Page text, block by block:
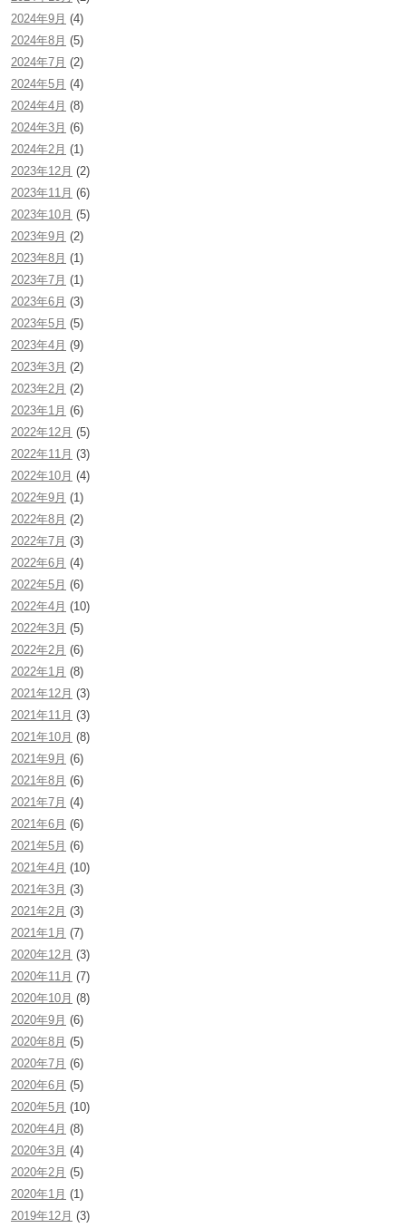
2024年9月 (4)
2024年8月 (5)
2024年7月 (2)
2024年5月 (4)
2024年4月 (8)
2024年3月 (6)
2024年2月 (1)
2023年12月 (2)
2023年11月 (6)
2023年10月 (5)
2023年9月 (2)
2023年8月 (1)
2023年7月 (1)
2023年6月 (3)
2023年5月 (5)
2023年4月 (9)
2023年3月 (2)
2023年2月 (2)
2023年1月 (6)
2022年12月 (5)
2022年11月 (3)
2022年10月 (4)
2022年9月 (1)
2022年8月 (2)
2022年7月 (3)
2022年6月 (4)
2022年5月 (6)
2022年4月 (10)
2022年3月 (5)
2022年2月 (6)
2022年1月 (8)
2021年12月 (3)
2021年11月 (3)
2021年10月 (8)
2021年9月 (6)
2021年8月 (6)
2021年7月 (4)
2021年6月 (6)
2021年5月 (6)
2021年4月 (10)
2021年3月 (3)
2021年2月 (3)
2021年1月 (7)
2020年12月 (3)
2020年11月 (7)
2020年10月 (8)
2020年9月 (6)
2020年8月 (5)
2020年7月 (6)
2020年6月 (5)
2020年5月 (10)
2020年4月 (8)
2020年3月 (4)
2020年2月 (5)
2020年1月 (1)
2019年12月 (3)